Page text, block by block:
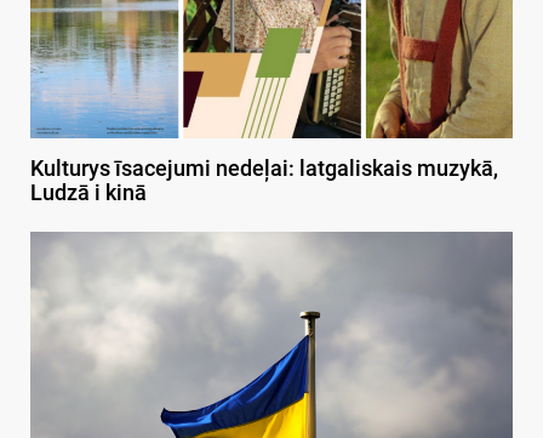
Kulturys īsacejumi nedeļai: latgaliskais muzykā,
Ludzā i kinā